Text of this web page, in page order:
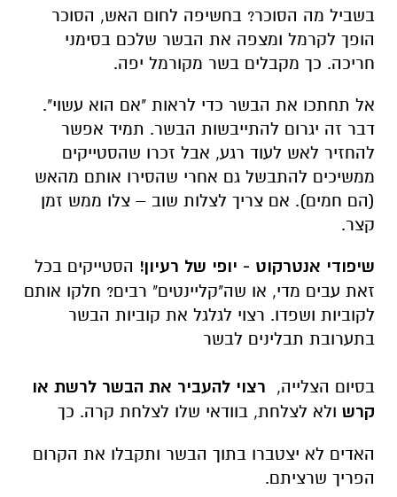
בשביל מה הסוכר? בחשיפה לחום האש, הסוכר
הופך לקרמל ומצפה את הבשר שלכם בסימני
חריכה. כך מקבלים בשר מקורמל יפה.
אל תחתכו את הבשר כדי לראות "אם הוא עשוי".
דבר זה יגרום להתייבשות הבשר. תמיד אפשר
להחזיר לאש לעוד רגע, אבל זכרו שהסטייקים
ממשיכים להתבשל גם אחרי שהסירו אותם מהאש
(הם חמים). אם צריך לצלות שוב – צלו ממש זמן
קצר.
שיפודי אנטרקוט - יופי של רעיון! הסטייקים בכל
זאת עבים מדי, או שה"קליינטים" רבים? חלקו אותם
לקוביות ושפדו. רצוי לגלגל את קוביות הבשר
בתערובת תבלינים לבשר
בסיום הצלייה, רצוי להעביר את הבשר לרשת או
קרש ולא לצלחת, בוודאי שלו לצלחת קרה. כך
האדים לא יצטברו בתוך הבשר ותקבלו את הקרום
הפריך שרציתם.